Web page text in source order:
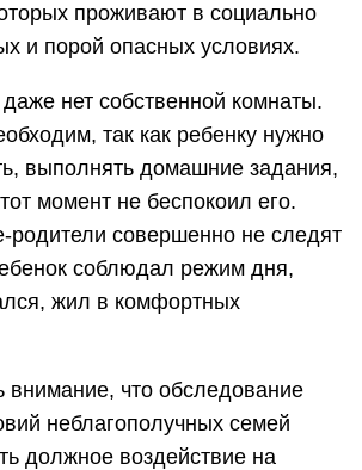
проживают в социально
и порой опасных условиях.
нет собственной комнаты.
так как ребенку нужно
выполнять домашние задания,
момент не беспокоил его.
родители совершенно не следят
соблюдал режим дня,
жил в комфортных
внимание, что обследование
неблагополучных семей
должное воздействие на